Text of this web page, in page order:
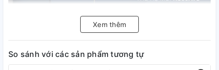
Xem thêm
So sánh với các sản phẩm tương tự